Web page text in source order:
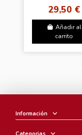
29,50 €
Añadir al
carrito
Información